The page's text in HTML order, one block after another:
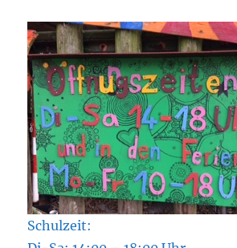
Schulzeit: